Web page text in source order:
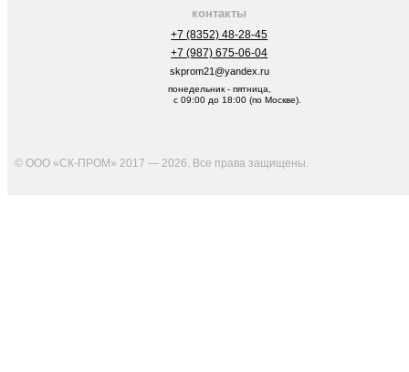
контакты
+7 (8352) 48-28-45
+7 (987) 675-06-04
skprom21@yandex.ru
понедельник - пятница,
с 09:00 до 18:00 (по Москве).
© ООО «СК-ПРОМ» 2017 — 2026. Все права защищены